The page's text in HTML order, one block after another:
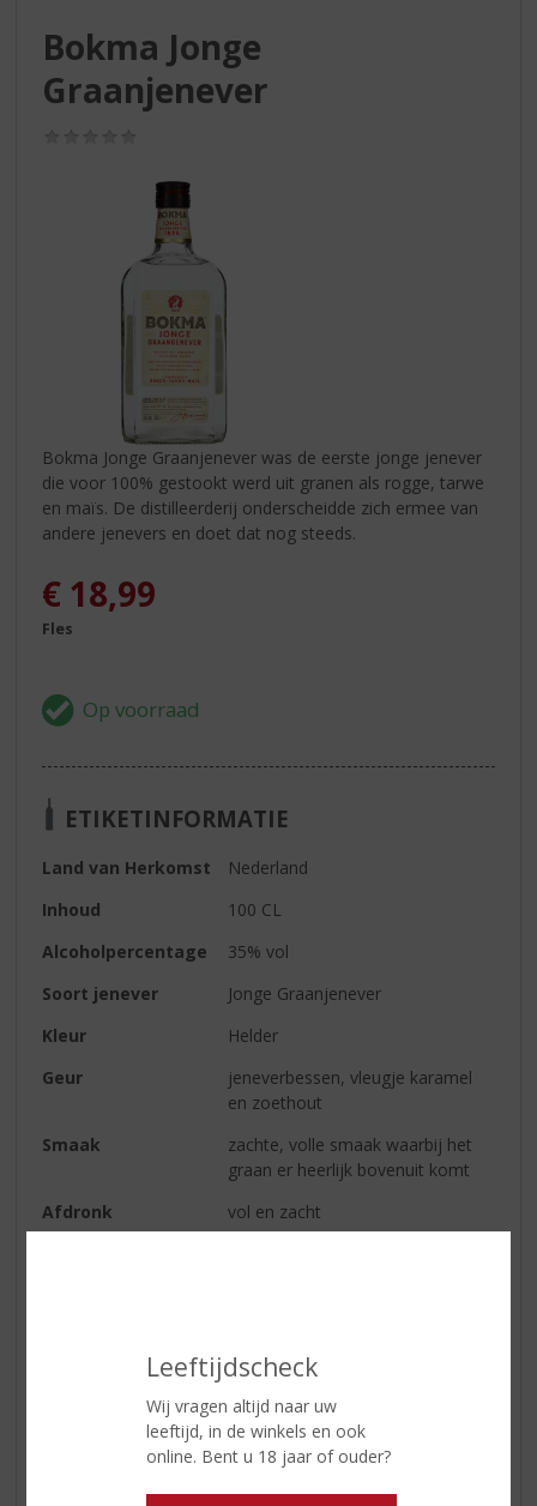
Leeftijdscheck
Wij vragen altijd naar uw
leeftijd, in de winkels en ook
online. Bent u 18 jaar of ouder?
Bokma Jonge
Graanjenever
Bokma Jonge Graanjenever was de eerste jonge jenever
die voor 100% gestookt werd uit granen als rogge, tarwe
en maïs. De distilleerderij onderscheidde zich ermee van
andere jenevers en doet dat nog steeds.
€ 18,99
Fles
ETIKETINFORMATIE
Land van Herkomst
Nederland
Inhoud
100 CL
Alcoholpercentage
35% vol
Soort jenever
Jonge Graanjenever
Kleur
Helder
Geur
jeneverbessen, vleugje karamel
en zoethout
Smaak
zachte, volle smaak waarbij het
graan er heerlijk bovenuit komt
Afdronk
vol en zacht
Reviews
Schrijf een review
Er zijn nog geen reviews geplaatst voor dit product